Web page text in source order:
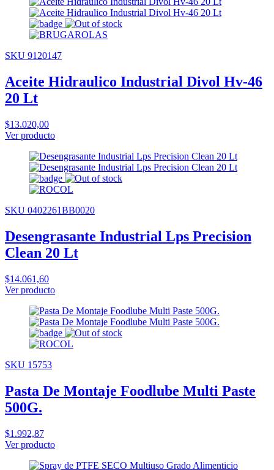
SKU 9120147
Aceite Hidraulico Industrial Divol Hv-46
20 Lt
$13.020,00
Ver producto
SKU 0402261BB0020
Desengrasante Industrial Lps Precision
Clean 20 Lt
$14.061,60
Ver producto
SKU 15753
Pasta De Montaje Foodlube Multi Paste
500G.
$1.992,87
Ver producto